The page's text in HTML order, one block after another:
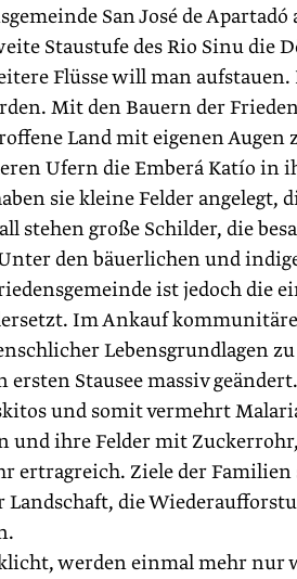
San José de Apartadó
Staustufe des Rio Sinu die
Flüsse will man
Mit den Bauern der
Land mit eigenen Augen
Ufern die Emberá Katío in
sie kleine Felder angelegt,
stehen große Schilder, die
den bäuerlichen und
ist jedoch die
Im Ankauf
Lebensgrundlagen
Stausee massiv
und somit vermehrt
und ihre Felder mit
ertragreich. Ziele der
Landschaft, die
werden einmal mehr nur